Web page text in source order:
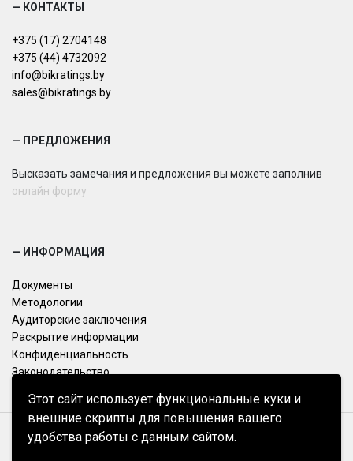
Этот сайт использует функциональные куки и
внешние скрипты для повышения вашего
удобства работы с данным сайтом.
— КОНТАКТЫ
+375 (17) 2704148
+375 (44) 4732092
info@bikratings.by
sales@bikratings.by
— ПРЕДЛОЖЕНИЯ
Высказать замечания и предложения вы можете заполнив
онлайн форму
— ИНФОРМАЦИЯ
Документы
Методологии
Аудиторские заключения
Раскрытие информации
Конфиденциальность
Законодательство
УНП 193427313